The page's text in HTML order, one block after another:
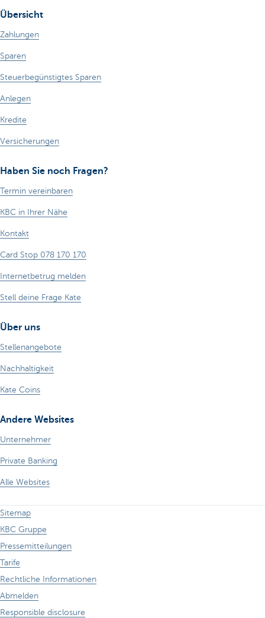
Übersicht
Zahlungen
Sparen
Steuerbegünstigtes Sparen
Anlegen
Kredite
Versicherungen
Haben Sie noch Fragen?
Termin vereinbaren
KBC in Ihrer Nähe
Kontakt
Card Stop 078 170 170
Internetbetrug melden
Stell deine Frage Kate
Über uns
Stellenangebote
Nachhaltigkeit
Kate Coins
Andere Websites
Unternehmer
Private Banking
Alle Websites
Sitemap
KBC Gruppe
Pressemitteilungen
Tarife
Rechtliche Informationen
Abmelden
Responsible disclosure